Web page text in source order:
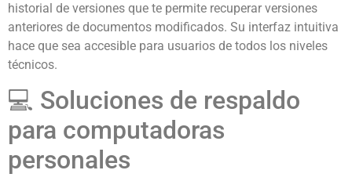
historial de versiones que te permite recuperar versiones
anteriores de documentos modificados. Su interfaz intuitiva
hace que sea accesible para usuarios de todos los niveles
técnicos.
💻 Soluciones de respaldo
para computadoras
personales